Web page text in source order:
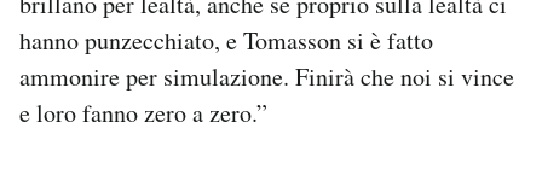
hanno punzecchiato, e Tomasson si è fatto
ammonire per simulazione. Finirà che noi si vince
e loro fanno zero a zero.”